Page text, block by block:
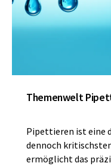
Themenwelt
Pipettieren ist eine
dennoch
ermöglicht das